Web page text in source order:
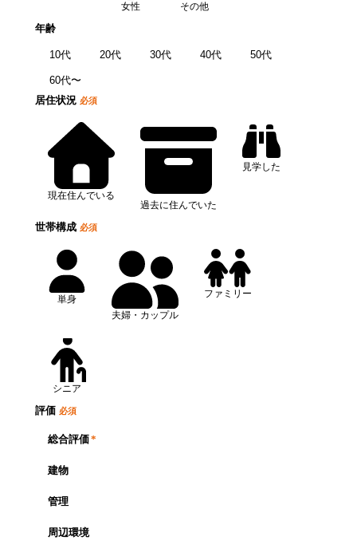
女性
その他
年齢
10代 20代 30代 40代 50代
60代〜
居住状況 必須
現在住んでいる
過去に住んでいた
見学した
世帯構成 必須
単身
夫婦・カップル
ファミリー
シニア
評価 必須
総合評価*
建物
管理
周辺環境